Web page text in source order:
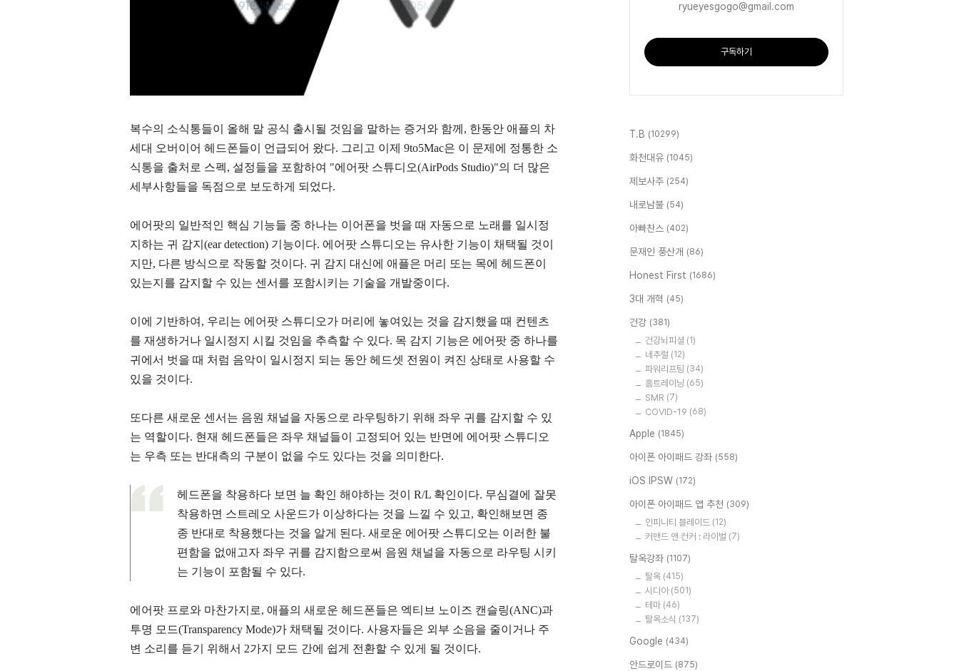
복수의 소식통들이 올해 말 공식 출시될 것임을 말하는 증거와 함께, 한동안 애플의 차
세대 오버이어 헤드폰들이 언급되어 왔다. 그리고 이제 9to5Mac은 이 문제에 정통한 소
식통을 출처로 스펙, 설정들을 포함하여 "에어팟 스튜디오(AirPods Studio)"의 더 많은
세부사항들을 독점으로 보도하게 되었다.
에어팟의 일반적인 핵심 기능들 중 하나는 이어폰을 벗을 때 자동으로 노래를 일시정
지하는 귀 감지(ear detection) 기능이다. 에어팟 스튜디오는 유사한 기능이 채택될 것이
지만, 다른 방식으로 작동할 것이다. 귀 감지 대신에 애플은 머리 또는 목에 헤드폰이
있는지를 감지할 수 있는 센서를 포함시키는 기술을 개발중이다.
이에 기반하여, 우리는 에어팟 스튜디오가 머리에 놓여있는 것을 감지했을 때 컨텐츠
를 재생하거나 일시정지 시킬 것임을 추측할 수 있다. 목 감지 기능은 에어팟 중 하나를
귀에서 벗을 때 처럼 음악이 일시정지 되는 동안 헤드셋 전원이 켜진 상태로 사용할 수
있을 것이다.
또다른 새로운 센서는 음원 채널을 자동으로 라우팅하기 위해 좌우 귀를 감지할 수 있
는 역할이다. 현재 헤드폰들은 좌우 채널들이 고정되어 있는 반면에 에어팟 스튜디오
는 우측 또는 반대측의 구분이 없을 수도 있다는 것을 의미한다.
헤드폰을 착용하다 보면 늘 확인 해야하는 것이 R/L 확인이다. 무심결에 잘못
착용하면 스트레오 사운드가 이상하다는 것을 느낄 수 있고, 확인해보면 종
종 반대로 착용했다는 것을 알게 된다. 새로운 에어팟 스튜디오는 이러한 불
편함을 없애고자 좌우 귀를 감지함으로써 음원 채널을 자동으로 라우팅 시키
는 기능이 포함될 수 있다.
에어팟 프로와 마찬가지로, 애플의 새로운 헤드폰들은 엑티브 노이즈 캔슬링(ANC)과
투명 모드(Transparency Mode)가 채택될 것이다. 사용자들은 외부 소음을 줄이거나 주
변 소리를 듣기 위해서 2가지 모드 간에 쉽게 전환할 수 있게 될 것이다.
ryueyesgogo@gmail.com
구독하기
T.B (10299)
화천대유 (1045)
제보사주 (254)
내로남불 (54)
아빠찬스 (402)
문재인 풍산개 (86)
Honest First (1686)
3대 개혁 (45)
건강 (381)
건강뇌피셜 (1)
네추럴 (12)
파워리프팅 (34)
홈트레이닝 (65)
SMR (7)
COVID-19 (68)
Apple (1845)
아이폰 아이패드 강좌 (558)
iOS IPSW (172)
아이폰 아이패드 앱 추천 (309)
인피니티 블레이드 (12)
커맨드 앤 컨커 : 라이벌 (7)
탈옥강좌 (1107)
탈옥 (415)
시디아 (501)
테마 (46)
탈옥소식 (137)
Google (434)
안드로이드 (875)